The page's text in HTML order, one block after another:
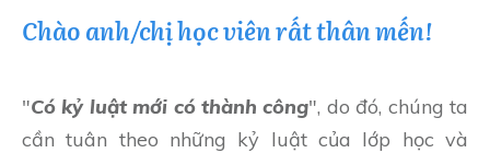
Chào anh/chị học viên rất thân mến!
"Có kỷ luật mới có thành công", do đó, chúng ta
cần tuân theo những kỷ luật của lớp học và